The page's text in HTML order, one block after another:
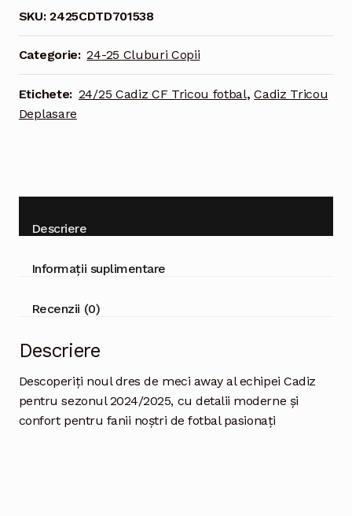
SKU:2425CDTD701538
Categorie: 24-25 Cluburi Copii
Etichete: 24/25 Cadiz CF Tricou fotbal,Cadiz Tricou
Deplasare
Descriere
Informații suplimentare
Recenzii (0)
Descriere
Descoperiți noul dres de meci away al echipei Cadiz
pentru sezonul 2024/2025, cu detalii moderne și
confort pentru fanii noștri de fotbal pasionați